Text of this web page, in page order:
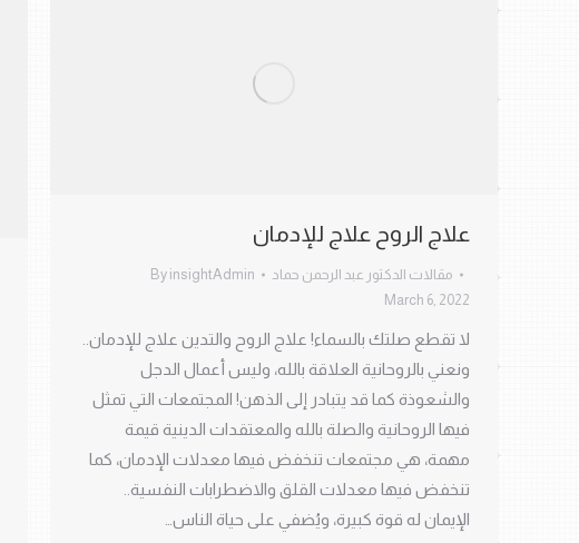
علاج الروح علاج للإدمان
مقالات الدكتور عبد الرحمن حماد By insightAdmin
March 6, 2022
لا تقطع صلتك بالسماء! علاج الروح والتدين علاج للإدمان..
ونعني بالروحانية العلاقة بالله، وليس أعمال الدجل
والشعوذة كما قد يتبادر إلى الذهن! المجتمعات التي تمثل
فيها الروحانية والصلة بالله والمعتقدات الدينية قيمة
مهمة، هي مجتمعات تنخفض فيها معدلات الإدمان، كما
تنخفض فيها معدلات القلق والاضطرابات النفسية..
الإيمان له قوة كبيرة، ويُضفي على حياة الناس…